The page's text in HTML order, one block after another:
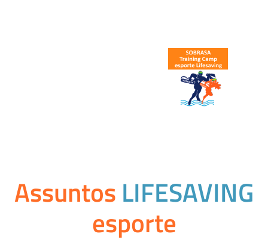
AssuntosLIFESAVING
esporte